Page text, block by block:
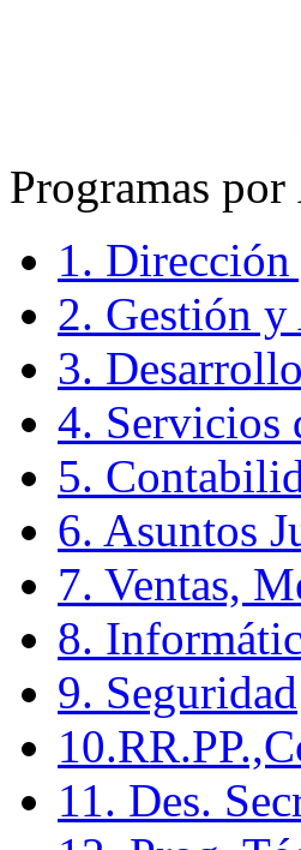
Programas por
1.
2. Gestión
3.
4. Servicios
5.
6. Asuntos
7. Ventas,
8.
9. Seguridad
11. Des.